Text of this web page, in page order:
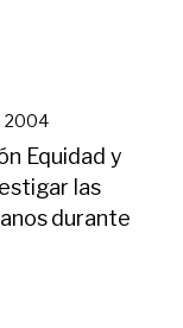
2004
Equidad y
las
durante